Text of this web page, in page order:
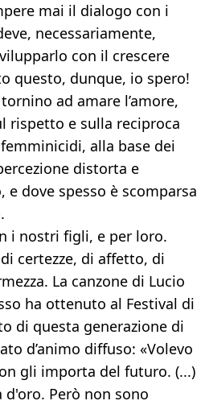
mai il dialogo con i
necessariamente,
con il crescere
questo, dunque, io spero!
ad amare l’amore,
rispetto e sulla reciproca
alla base dei
distorta e
e dove spesso è scomparsa
i nostri figli, e per loro.
certezze, di affetto, di
La canzone di Lucio
ha ottenuto al Festival di
di questa generazione di
d’animo diffuso: «Volevo
gli importa del futuro. (...)
d'oro. Però non sono